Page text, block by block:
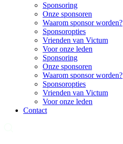
Sponsoring
Onze sponsoren
Waarom sponsor worden?
Sponsoropties
Vrienden van Victum
Voor onze leden
Sponsoring
Onze sponsoren
Waarom sponsor worden?
Sponsoropties
Vrienden van Victum
Voor onze leden
Contact